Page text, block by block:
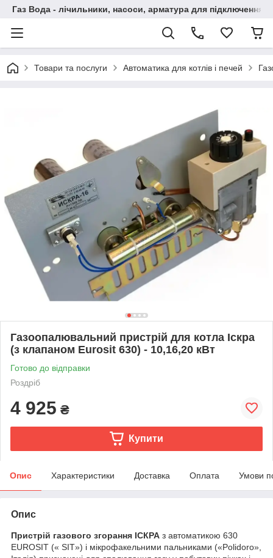
Газ Вода - лічильники, насоси, арматура для підключення,
Товари та послуги Автоматика для котлів і печей
Газоопалювальний пристрій для котла Іскра
(з клапаном Eurosit 630) - 10,16,20 кВт
Готово до відправки
Роздріб
4 925 ₴
Купити
Опис Характеристики Доставка Оплата Умови
Опис
Пристрій газового згорання ІСКРА з автоматикою 630
EUROSIT (« SIT») і мікрофакельними пальниками («Polidoro»,